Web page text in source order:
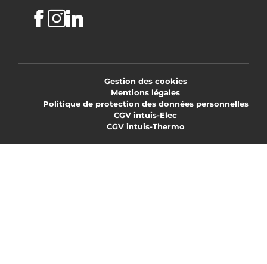
Facebook
Instagram
Linkedin
Gestion des cookies
Mentions légales
Politique de protection des données personnelles
CGV intuis-Elec
CGV intuis-Thermo